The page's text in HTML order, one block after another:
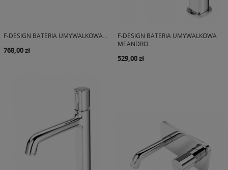
F-DESIGN BATERIA UMYWALKOWA...
768,00 zł
F-DESIGN BATERIA UMYWALKOWA
MEANDRO...
529,00 zł